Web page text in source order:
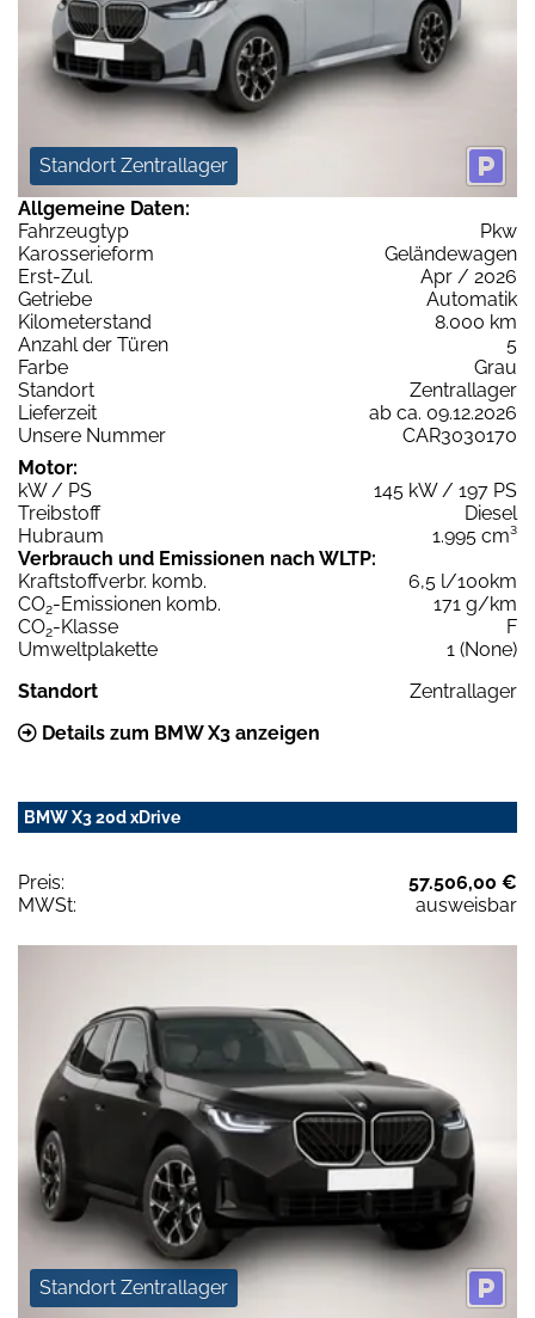
Standort Zentrallager
Allgemeine Daten:
Fahrzeugtyp
Pkw
Karosserieform
Geländewagen
Erst-Zul.
Apr / 2026
Getriebe
Automatik
Kilometerstand
8.000 km
Anzahl der Türen
5
Farbe
Grau
Standort
Zentrallager
Lieferzeit
ab ca. 09.12.2026
Unsere Nummer
CAR3030170
Motor:
kW / PS
145 kW / 197 PS
Treibstoff
Diesel
Hubraum
1.995 cm³
Verbrauch und Emissionen nach WLTP:
Kraftstoffverbr. komb.
6,5 l/100km
CO2-Emissionen komb.
171 g/km
CO2-Klasse
F
Umweltplakette
1 (None)
Standort
Zentrallager
Details zum BMW X3 anzeigen
BMW X3 20d xDrive
Preis:
57.506,00 €
MWSt:
ausweisbar
Standort Zentrallager